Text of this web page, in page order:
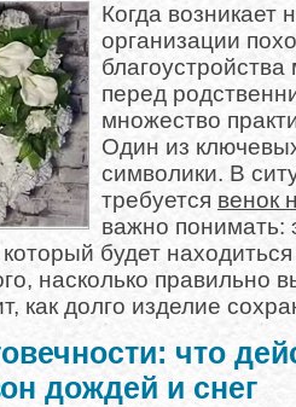
Когда возникает
организации
перед
множество
Один из
символики. В
требуется венок
важно понимать:
будет
насколько правильно
как долго изделие
что
дождей и снег